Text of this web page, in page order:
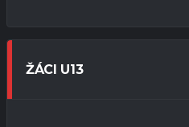
ŽÁCI U13